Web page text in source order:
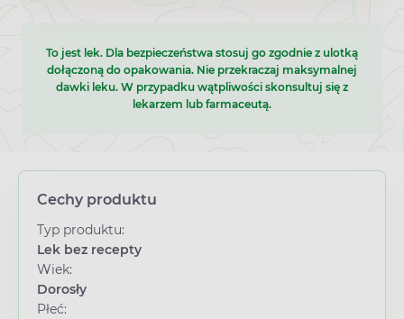
To jest lek. Dla bezpieczeństwa stosuj go zgodnie z ulotką
dołączoną do opakowania. Nie przekraczaj maksymalnej
dawki leku. W przypadku wątpliwości skonsultuj się z
lekarzem lub farmaceutą.
Cechy produktu
Typ produktu:
Lek bez recepty
Wiek:
Dorosły
Płeć: